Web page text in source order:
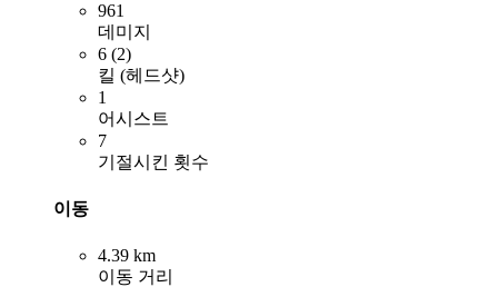
961
데미지
6 (2)
킬 (헤드샷)
1
어시스트
7
기절시킨 횟수
이동
4.39 km
이동 거리